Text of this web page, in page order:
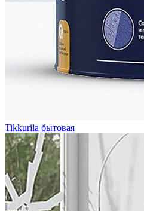
Tikkurila бытовая